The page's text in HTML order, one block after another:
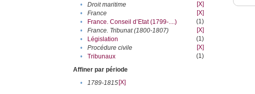
•
Droit maritime
[X]
•
France
[X]
•
France. Conseil d’Etat (1799-....)
(1)
•
France. Tribunat (1800-1807)
[X]
•
Législation
(1)
•
Procédure civile
[X]
•
Tribunaux
(1)
Affiner par période
•
1789-1815[X]